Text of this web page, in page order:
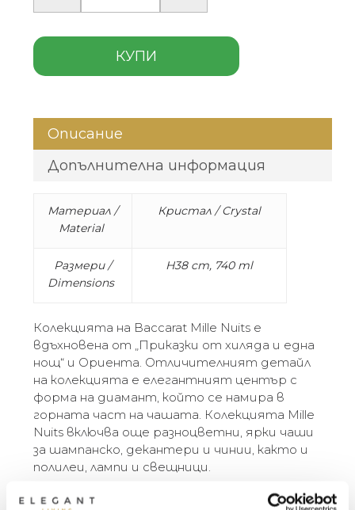
КУПИ
Описание
Допълнителна информация
Материал /
Material
Кристал / Crystal
Размери /
Dimensions
H38 cm, 740 ml
Колекцията на Baccarat Mille Nuits е
вдъхновена от „Приказки от хиляда и една
нощ“ и Ориента. Отличителният детайл
на колекцията е елегантният център с
форма на диамант, който се намира в
горната част на чашата. Колекцията Mille
Nuits включва още разноцветни, ярки чаши
за шампанско, декантери и чинии, както и
полилеи, лампи и свещници.
Designed by Mathias for Baccarat, the name